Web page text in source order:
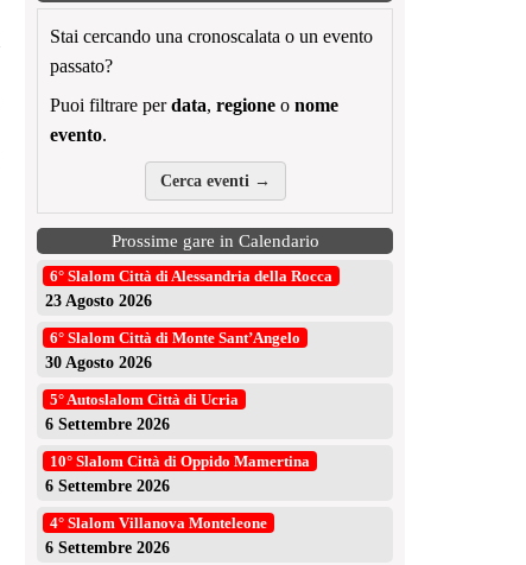
Stai cercando una cronoscalata o un evento
passato?
Puoi filtrare perdata, regione o nome
evento.
Cerca eventi →
Prossime gare in Calendario
6° Slalom Città di Alessandria della Rocca
23 Agosto 2026
6° Slalom Città di Monte Sant’Angelo
30 Agosto 2026
5° Autoslalom Città di Ucria
6 Settembre 2026
10° Slalom Città di Oppido Mamertina
6 Settembre 2026
4° Slalom Villanova Monteleone
6 Settembre 2026